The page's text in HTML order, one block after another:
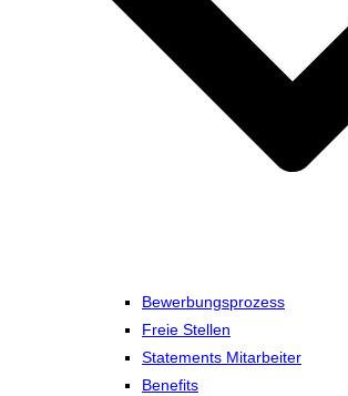
Bewerbungsprozess
Freie Stellen
Statements Mitarbeiter
Benefits